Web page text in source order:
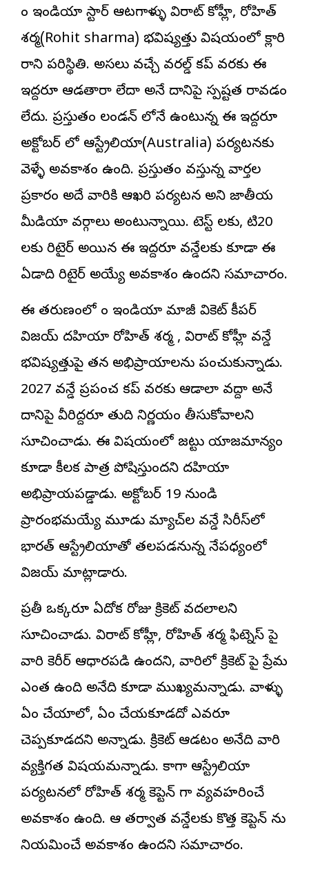
టీం ఇండియా స్టార్ ఆటగాళ్ళు విరాట్ కోహ్లీ, రోహిత్
శర్మ(Rohit sharma) భవిష్యత్తు విషయంలో క్లారిటీ
రాని పరిస్థితి. అసలు వచ్చే వరల్డ్ కప్ వరకు ఈ
ఇద్దరూ ఆడతారా లేదా అనే దానిపై స్పష్టత రావడం
లేదు. ప్రస్తుతం లండన్ లోనే ఉంటున్న ఈ ఇద్దరూ
అక్టోబర్ లో ఆస్ట్రేలియా(Australia) పర్యటనకు
వెళ్ళే అవకాశం ఉంది. ప్రస్తుతం వస్తున్న వార్తల
ప్రకారం అదే వారికి ఆఖరి పర్యటన అని జాతీయ
మీడియా వర్గాలు అంటున్నాయి. టెస్ట్ లకు, టి20
లకు రిటైర్ అయిన ఈ ఇద్దరూ వన్డేలకు కూడా ఈ
ఏడాది రిటైర్ అయ్యే అవకాశం ఉందని సమాచారం.
ఈ తరుణంలో టీం ఇండియా మాజీ వికెట్ కీపర్
విజయ్ దహియా రోహిత్ శర్మ , విరాట్ కోహ్లీ వన్డే
భవిష్యత్తుపై తన అభిప్రాయాలను పంచుకున్నాడు.
2027 వన్డే ప్రపంచ కప్ వరకు ఆడాలా వద్దా అనే
దానిపై వీరిద్దరూ తుది నిర్ణయం తీసుకోవాలని
సూచించాడు. ఈ విషయంలో జట్టు యాజమాన్యం
కూడా కీలక పాత్ర పోషిస్తుందని దహియా
అభిప్రాయపడ్డాడు. అక్టోబర్ 19 నుండి
ప్రారంభమయ్యే మూడు మ్యాచ్‌ల వన్డే సిరీస్‌లో
భారత్ ఆస్ట్రేలియాతో తలపడనున్న నేపధ్యంలో
విజయ్ మాట్లాడారు.
ప్రతీ ఒక్కరూ ఏదోక రోజు క్రికెట్ వదలాలని
సూచించాడు. విరాట్ కోహ్లీ, రోహిత్ శర్మ ఫిట్నెస్ పై
వారి కెరీర్ ఆధారపడి ఉందని, వారిలో క్రికెట్ పై ప్రేమ
ఎంత ఉంది అనేది కూడా ముఖ్యమన్నాడు. వాళ్ళు
ఏం చేయాలో, ఏం చేయకూడదో ఎవరూ
చెప్పకూడదని అన్నాడు. క్రికెట్ ఆడటం అనేది వారి
వ్యక్తిగత విషయమన్నాడు. కాగా ఆస్ట్రేలియా
పర్యటనలో రోహిత్ శర్మ కెప్టెన్ గా వ్యవహరించే
అవకాశం ఉంది. ఆ తర్వాత వన్డేలకు కొత్త కెప్టెన్ ను
నియమించే అవకాశం ఉందని సమాచారం.